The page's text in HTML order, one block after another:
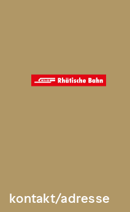
kontakt/adresse